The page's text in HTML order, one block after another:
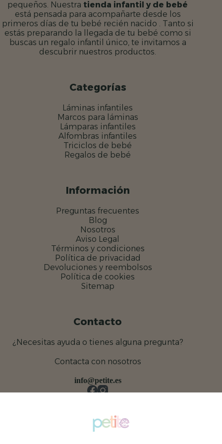
pequeños. Nuestra tienda infantil y de bebé
está pensada para acompañarte desde los
primeros días de tu bebé recién nacido . Tanto si
estás preparando la llegada de tu bebé como si
buscas un regalo infantil único, te invitamos a
descubrir nuestros productos.
Categorías
Láminas infantiles
Marcos para láminas
Lámparas infantiles
Alfombras infantiles
Triciclos de bebé
Regalos de bebé
Información
Preguntas frecuentes
Blog
Nosotros
Aviso Legal
Términos y condiciones
Política de privacidad
Devoluciones y reembolsos
Política de cookies
Sitemap
Contacto
¿Necesitas ayuda o tienes alguna pregunta?
Contacta con nosotros
info@petite.es